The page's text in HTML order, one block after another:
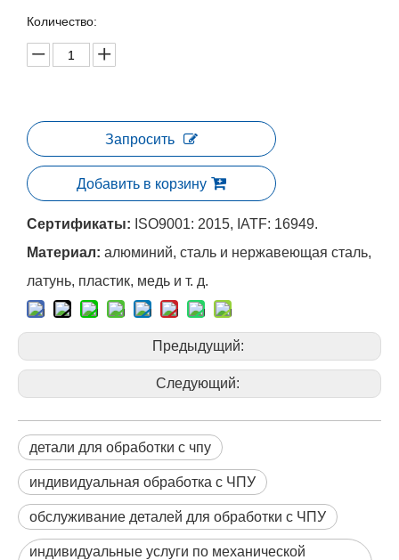
Количество:
Запросить
Добавить в корзину
Сертификаты: ISO9001: 2015, IATF: 16949.
Материал: алюминий, сталь и нержавеющая сталь,
латунь, пластик, медь и т. д.
Предыдущий:
Следующий:
детали для обработки с чпу
индивидуальная обработка с ЧПУ
обслуживание деталей для обработки с ЧПУ
индивидуальные услуги по механической